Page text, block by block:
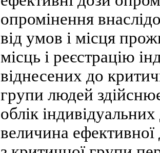
опромінення
від умов і місця
місць і реєстрацію
віднесених до
групи людей
облік
величина